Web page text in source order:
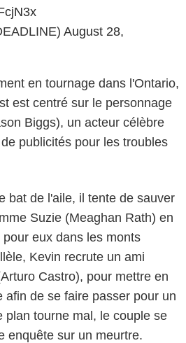
August 28,
en tournage dans l'Ontario,
est centré sur le personnage
Biggs), un acteur célèbre
publicités pour les troubles
bat de l'aile, il tente de sauver
Suzie (Meaghan Rath) en
eux dans les monts
Kevin recrute un ami
Castro), pour mettre en
afin de se faire passer pour un
plan tourne mal, le couple se
enquête sur un meurtre.